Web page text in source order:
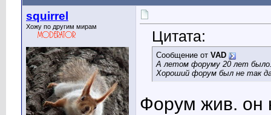
squirrel
Хожу по другим мирам
Цитата:
Сообщение от VAD
А летом форуму 20 лет
Хороший форум был не так
Форум жив. он